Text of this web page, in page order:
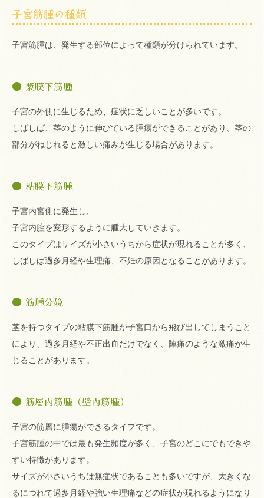
子宮筋腫の種類
子宮筋腫は、発生する部位によって種類が分けられています。
漿膜下筋腫
子宮の外側に生じるため、症状に乏しいことが多いです。
しばしば、茎のように伸びている腫瘍ができることがあり、茎の
部分がねじれると激しい痛みが生じる場合があります。
粘膜下筋腫
子宮内宮側に発生し、
子宮内腔を変形するように腫大していきます。
このタイプはサイズが小さいうちから症状が現れることが多く、
しばしば過多月経や生理痛、不妊の原因となることがあります。
筋腫分娩
茎を持つタイプの粘膜下筋腫が子宮口から飛び出してしまうこと
により、過多月経や不正出血だけでなく、陣痛のような激痛が生
じることがあります。
筋層内筋腫（壁内筋腫）
子宮の筋層に腫瘍ができるタイプです。
子宮筋腫の中では最も発生頻度が多く、子宮のどこにでもできや
すい特徴があります。
サイズが小さいうちは無症状であることも多いですが、大きくな
るにつれて過多月経や強い生理痛などの症状が現れるようになり